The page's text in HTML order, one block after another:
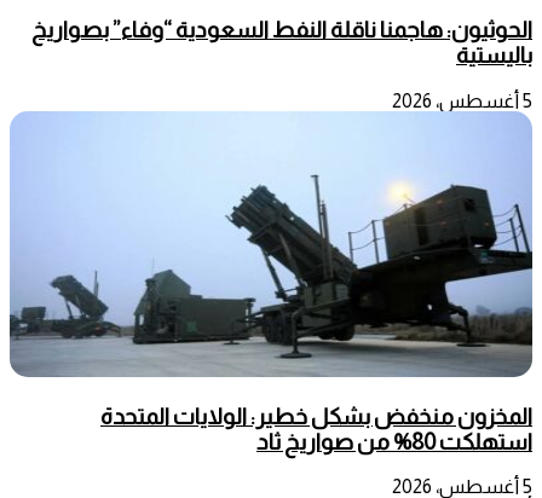
الحوثيون: هاجمنا ناقلة النفط السعودية “وفاء” بصواريخ
باليستية
5 أغسطس، 2026
المخزون منخفض بشكل خطير: الولايات المتحدة
استهلكت 80% من صواريخ ثاد
5 أغسطس، 2026